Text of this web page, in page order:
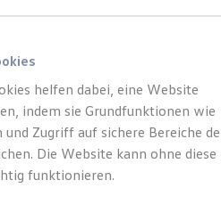
Leasing
Leasing
Anzahlung
helfen dabei, eine Website
indem sie Grundfunktionen wie
Zugriff auf sichere Bereiche
Die Website kann ohne diese
funktionieren.